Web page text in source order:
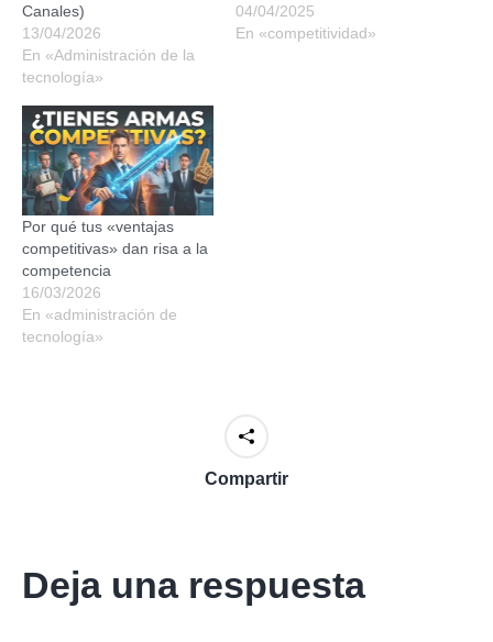
Canales)
13/04/2026
En «Administración de la
tecnología»
04/04/2025
En «competitividad»
Por qué tus «ventajas
competitivas» dan risa a la
competencia
16/03/2026
En «administración de
tecnología»
Compartir
Deja una respuesta